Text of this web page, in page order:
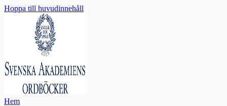
Hoppa till huvudinnehåll
Hem